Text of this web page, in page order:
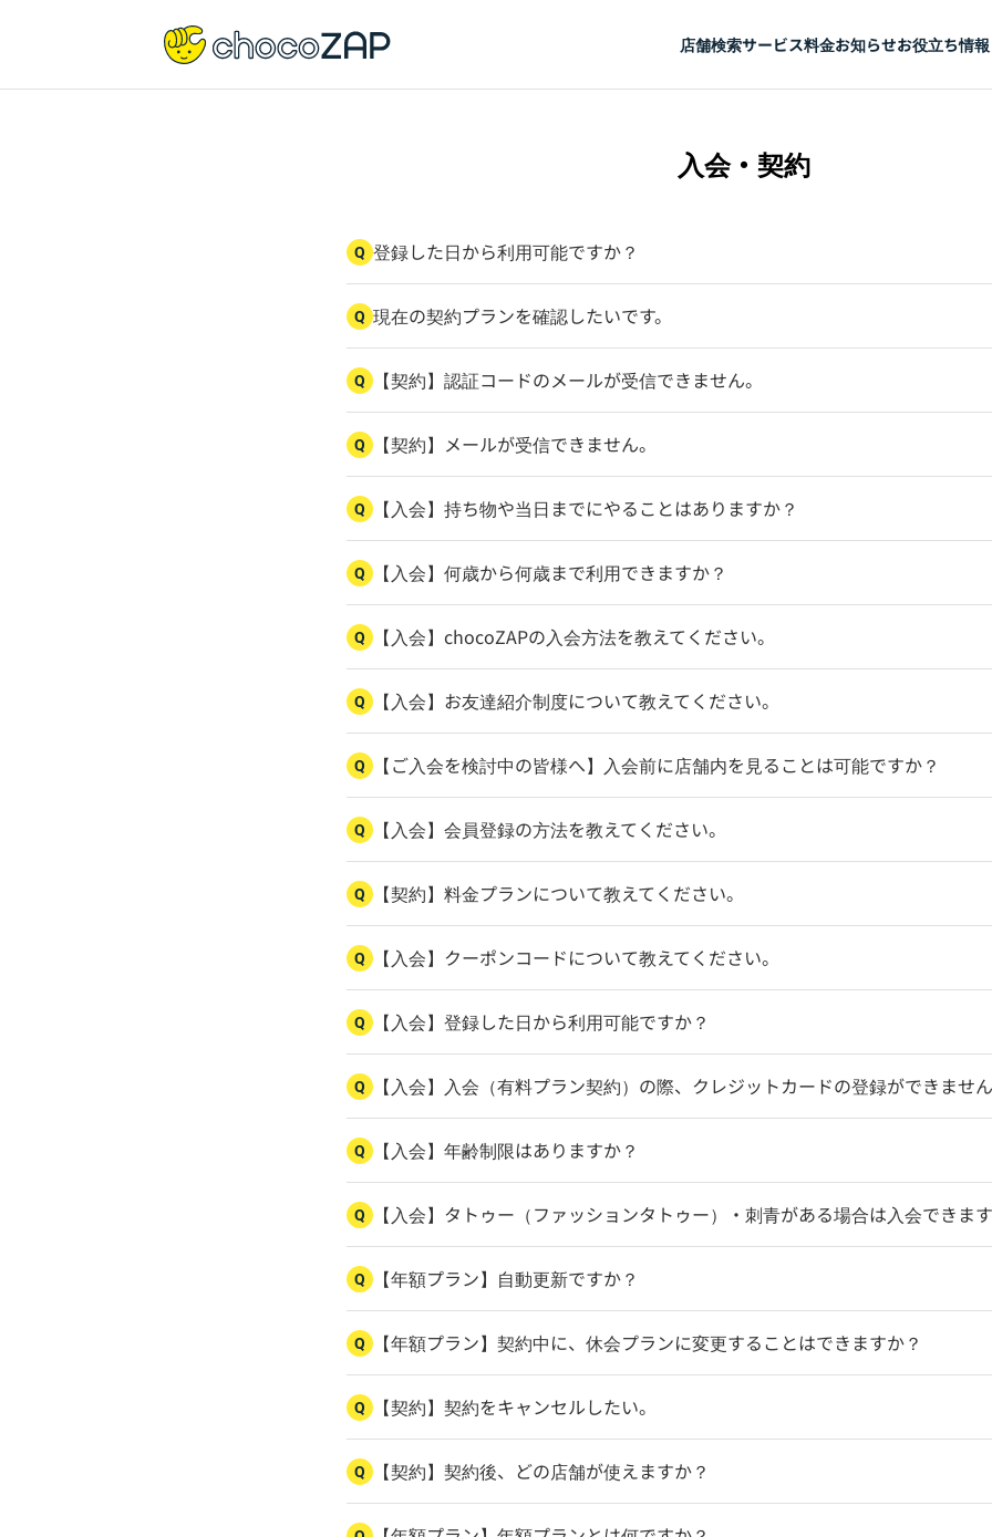
店舗検索サービス料金お知らせお役立ち情報
入会・契約
Q 登録した日から利用可能ですか？
Q 現在の契約プランを確認したいです。
Q 【契約】認証コードのメールが受信できません。
Q 【契約】メールが受信できません。
Q 【入会】持ち物や当日までにやることはありますか？
Q 【入会】何歳から何歳まで利用できますか？
Q 【入会】chocoZAPの入会方法を教えてください。
Q 【入会】お友達紹介制度について教えてください。
Q 【ご入会を検討中の皆様へ】入会前に店舗内を見ることは可能ですか？
Q 【入会】会員登録の方法を教えてください。
Q 【契約】料金プランについて教えてください。
Q 【入会】クーポンコードについて教えてください。
Q 【入会】登録した日から利用可能ですか？
Q 【入会】入会（有料プラン契約）の際、クレジットカードの登録ができません
Q 【入会】年齢制限はありますか？
Q 【入会】タトゥー（ファッションタトゥー）・刺青がある場合は入会できま
Q 【年額プラン】自動更新ですか？
Q 【年額プラン】契約中に、休会プランに変更することはできますか？
Q 【契約】契約をキャンセルしたい。
Q 【契約】契約後、どの店舗が使えますか？